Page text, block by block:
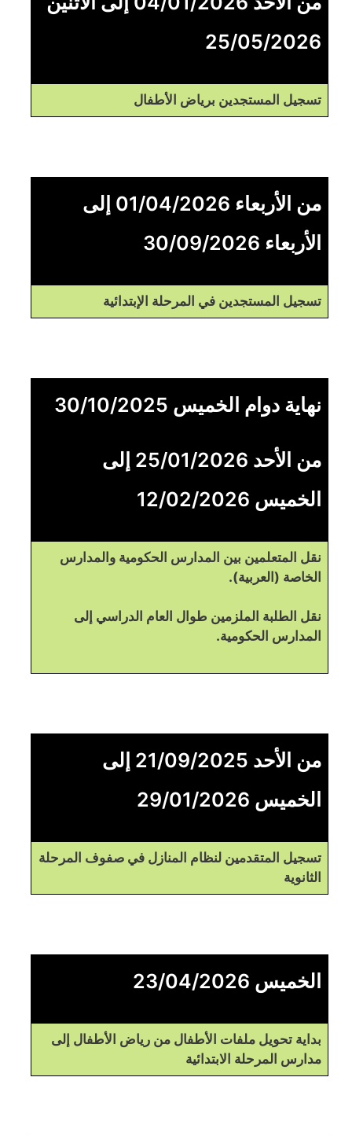
25/05/2026
تسجيل المستجدين برياض الأطفال
من الأربعاء 01/04/2026 إلى
الأربعاء 30/09/2026
تسجيل المستجدين في المرحلة الإبتدائية
نهاية دوام الخميس 30/10/2025
من الأحد 25/01/2026 إلى
الخميس 12/02/2026
نقل المتعلمين بين المدارس الحكومية والمدارس
الخاصة (العربية).
نقل الطلبة الملزمين طوال العام الدراسي إلى
المدارس الحكومية.
من الأحد 21/09/2025 إلى
الخميس 29/01/2026
تسجيل المتقدمين لنظام المنازل في صفوف المرحلة
الثانوية
الخميس 23/04/2026
بداية تحويل ملفات الأطفال من رياض الأطفال إلى
مدارس المرحلة الابتدائية